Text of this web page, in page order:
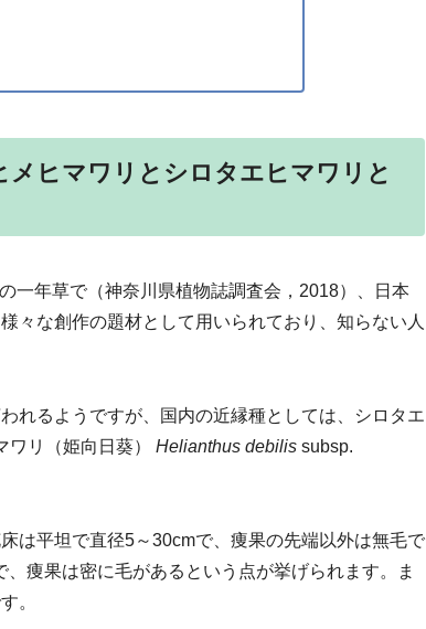
メヒマワリとシロタエヒマワリと
一年草で（神奈川県植物誌調査会，2018）、日本
々な創作の題材として用いられており、知らない人
れるようですが、国内の近縁種としては、シロタエ
ワリ（姫向日葵） Helianthus debilis subsp.
は平坦で直径5～30cmで、痩果の先端以外は無毛で
痩果は密に毛があるという点が挙げられます。ま
。